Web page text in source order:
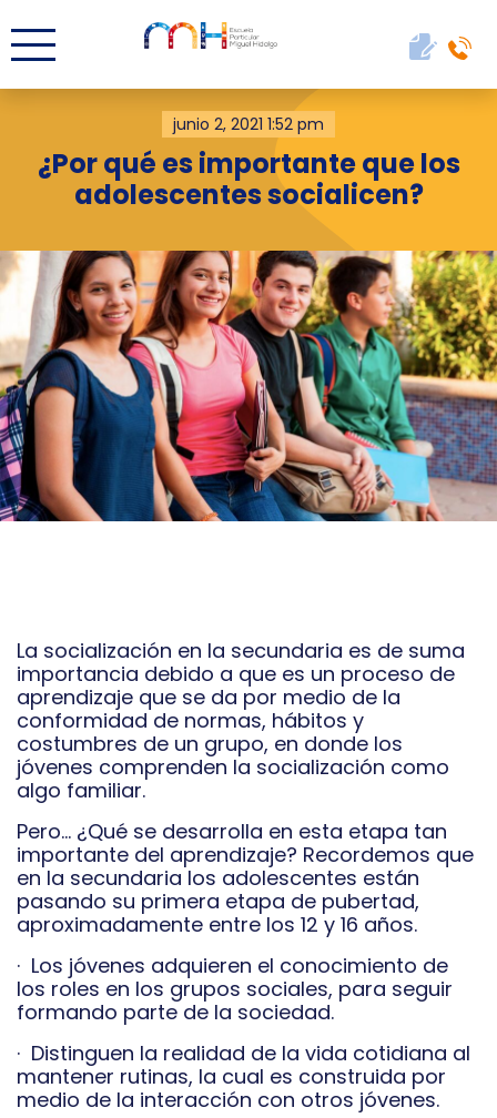
junio 2, 2021 1:52 pm
¿Por qué es importante que los
adolescentes socialicen?
La socialización en la secundaria es de suma
importancia debido a que es un proceso de
aprendizaje que se da por medio de la
conformidad de normas, hábitos y
costumbres de un grupo, en donde los
jóvenes comprenden la socialización como
algo familiar.
Pero… ¿Qué se desarrolla en esta etapa tan
importante del aprendizaje? Recordemos que
en la secundaria los adolescentes están
pasando su primera etapa de pubertad,
aproximadamente entre los 12 y 16 años.
· Los jóvenes adquieren el conocimiento de
los roles en los grupos sociales, para seguir
formando parte de la sociedad.
· Distinguen la realidad de la vida cotidiana al
mantener rutinas, la cual es construida por
medio de la interacción con otros jóvenes.